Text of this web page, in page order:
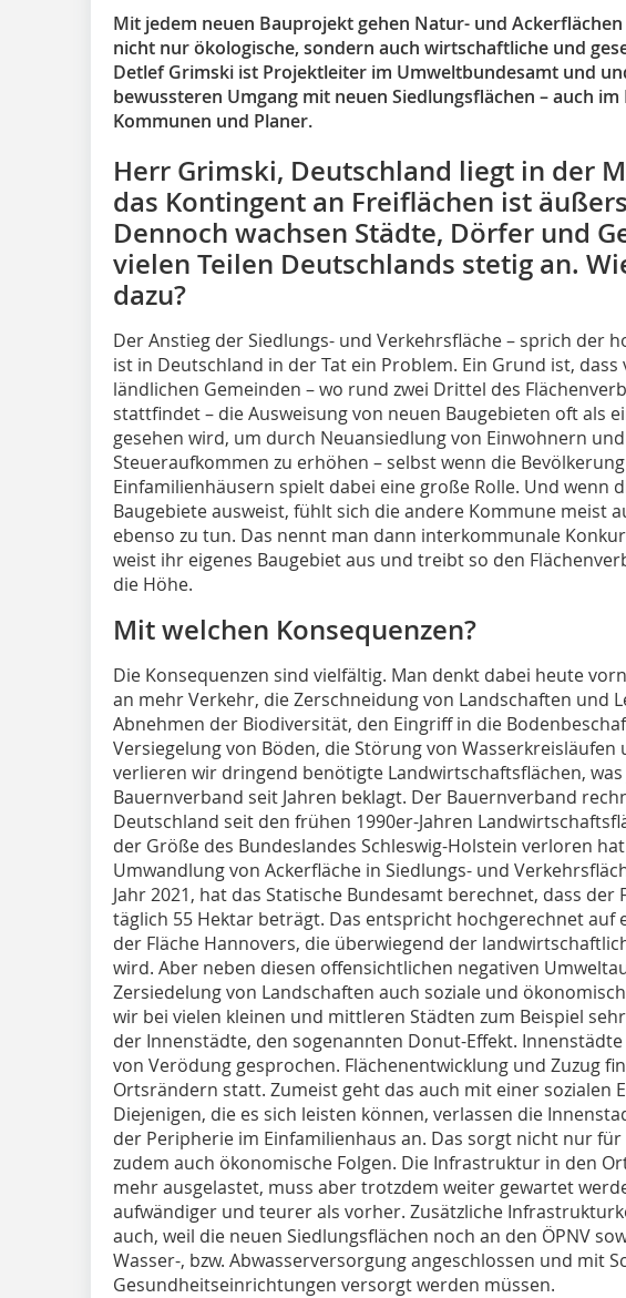
Mit jedem neuen Bauprojekt gehen Natur- und
nicht nur ökologische, sondern auch wirtschaftliche und
Detlef Grimski ist Projektleiter im Umweltbundesamt und
bewussteren Umgang mit neuen Siedlungsflächen – auch
Kommunen und Planer.
Herr Grimski, Deutschland liegt in der
das Kontingent an Freiflächen ist
Dennoch wachsen Städte, Dörfer und
vielen Teilen Deutschlands stetig an.
dazu?
Der Anstieg der Siedlungs- und Verkehrsfläche – sprich der
ist in Deutschland in der Tat ein Problem. Ein Grund ist,
ländlichen Gemeinden – wo rund zwei Drittel des
stattfindet – die Ausweisung von neuen Baugebieten oft als
gesehen wird, um durch Neuansiedlung von Einwohnern
Steueraufkommen zu erhöhen – selbst wenn die
Einfamilienhäusern spielt dabei eine große Rolle. Und wenn
Baugebiete ausweist, fühlt sich die andere Kommune meist
ebenso zu tun. Das nennt man dann interkommunale
weist ihr eigenes Baugebiet aus und treibt so den
die Höhe.
Mit welchen Konsequenzen?
Die Konsequenzen sind vielfältig. Man denkt dabei heute
an mehr Verkehr, die Zerschneidung von Landschaften und
Abnehmen der Biodiversität, den Eingriff in die
Versiegelung von Böden, die Störung von Wasserkreisläufen
verlieren wir dringend benötigte Landwirtschaftsflächen,
Bauernverband seit Jahren beklagt. Der Bauernverband
Deutschland seit den frühen 1990er-Jahren
der Größe des Bundeslandes Schleswig-Holstein verloren
Umwandlung von Ackerfläche in Siedlungs- und
Jahr 2021, hat das Statische Bundesamt berechnet, dass der
täglich 55 Hektar beträgt. Das entspricht hochgerechnet auf
der Fläche Hannovers, die überwiegend der
wird. Aber neben diesen offensichtlichen negativen
Zersiedelung von Landschaften auch soziale und
wir bei vielen kleinen und mittleren Städten zum Beispiel
der Innenstädte, den sogenannten Donut-Effekt.
von Verödung gesprochen. Flächenentwicklung und Zuzug
Ortsrändern statt. Zumeist geht das auch mit einer sozialen
Diejenigen, die es sich leisten können, verlassen die
der Peripherie im Einfamilienhaus an. Das sorgt nicht nur
zudem auch ökonomische Folgen. Die Infrastruktur in den
mehr ausgelastet, muss aber trotzdem weiter gewartet
aufwändiger und teurer als vorher. Zusätzliche
auch, weil die neuen Siedlungsflächen noch an den ÖPNV
Wasser-, bzw. Abwasserversorgung angeschlossen und mit
Gesundheitseinrichtungen versorgt werden müssen.